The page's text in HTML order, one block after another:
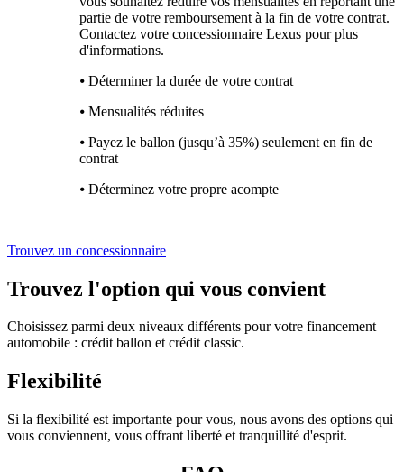
partie de votre remboursement à la fin de votre contrat.
Contactez votre concessionnaire Lexus pour plus
d'informations.
⦁ Déterminer la durée de votre contrat
⦁ Mensualités réduites
⦁ Payez le ballon (jusqu’à 35%) seulement en fin de
contrat
⦁ Déterminez votre propre acompte
Trouvez un concessionnaire
Trouvez l'option qui vous convient
Choisissez parmi deux niveaux différents pour votre financement
automobile : crédit ballon et crédit classic.
Flexibilité
Si la flexibilité est importante pour vous, nous avons des options qui
vous conviennent, vous offrant liberté et tranquillité d'esprit.